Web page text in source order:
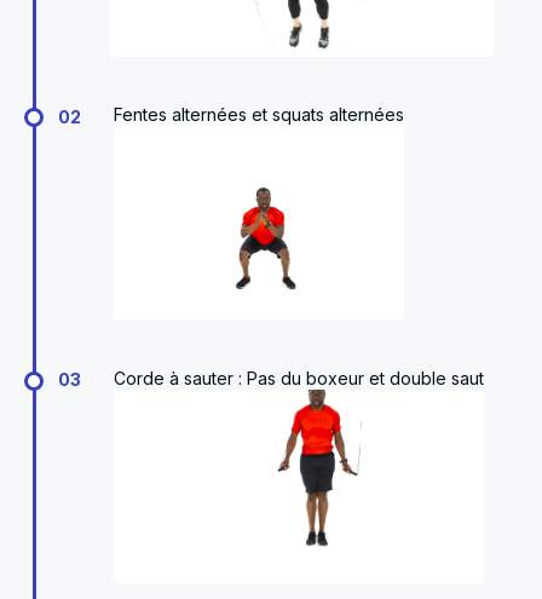
02 Fentes alternées et squats alternées
03 Corde à sauter : Pas du boxeur et double saut